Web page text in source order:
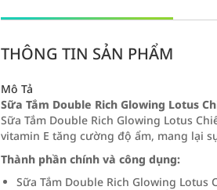
THÔNG TIN SẢN PHẨM
Mô Tả
Sữa Tắm Double Rich Glowing Lotus
Sữa Tắm Double Rich Glowing Lotus
vitamin E tăng cường độ ẩm, mang lại
Thành phần chính và công dụng:
Sữa Tắm Double Rich Glowing Lotus